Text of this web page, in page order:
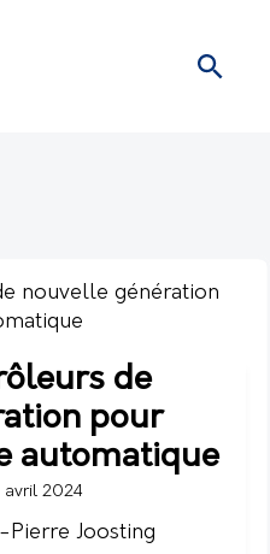
de
pour
automatique
avril 2024
Pierre Joosting